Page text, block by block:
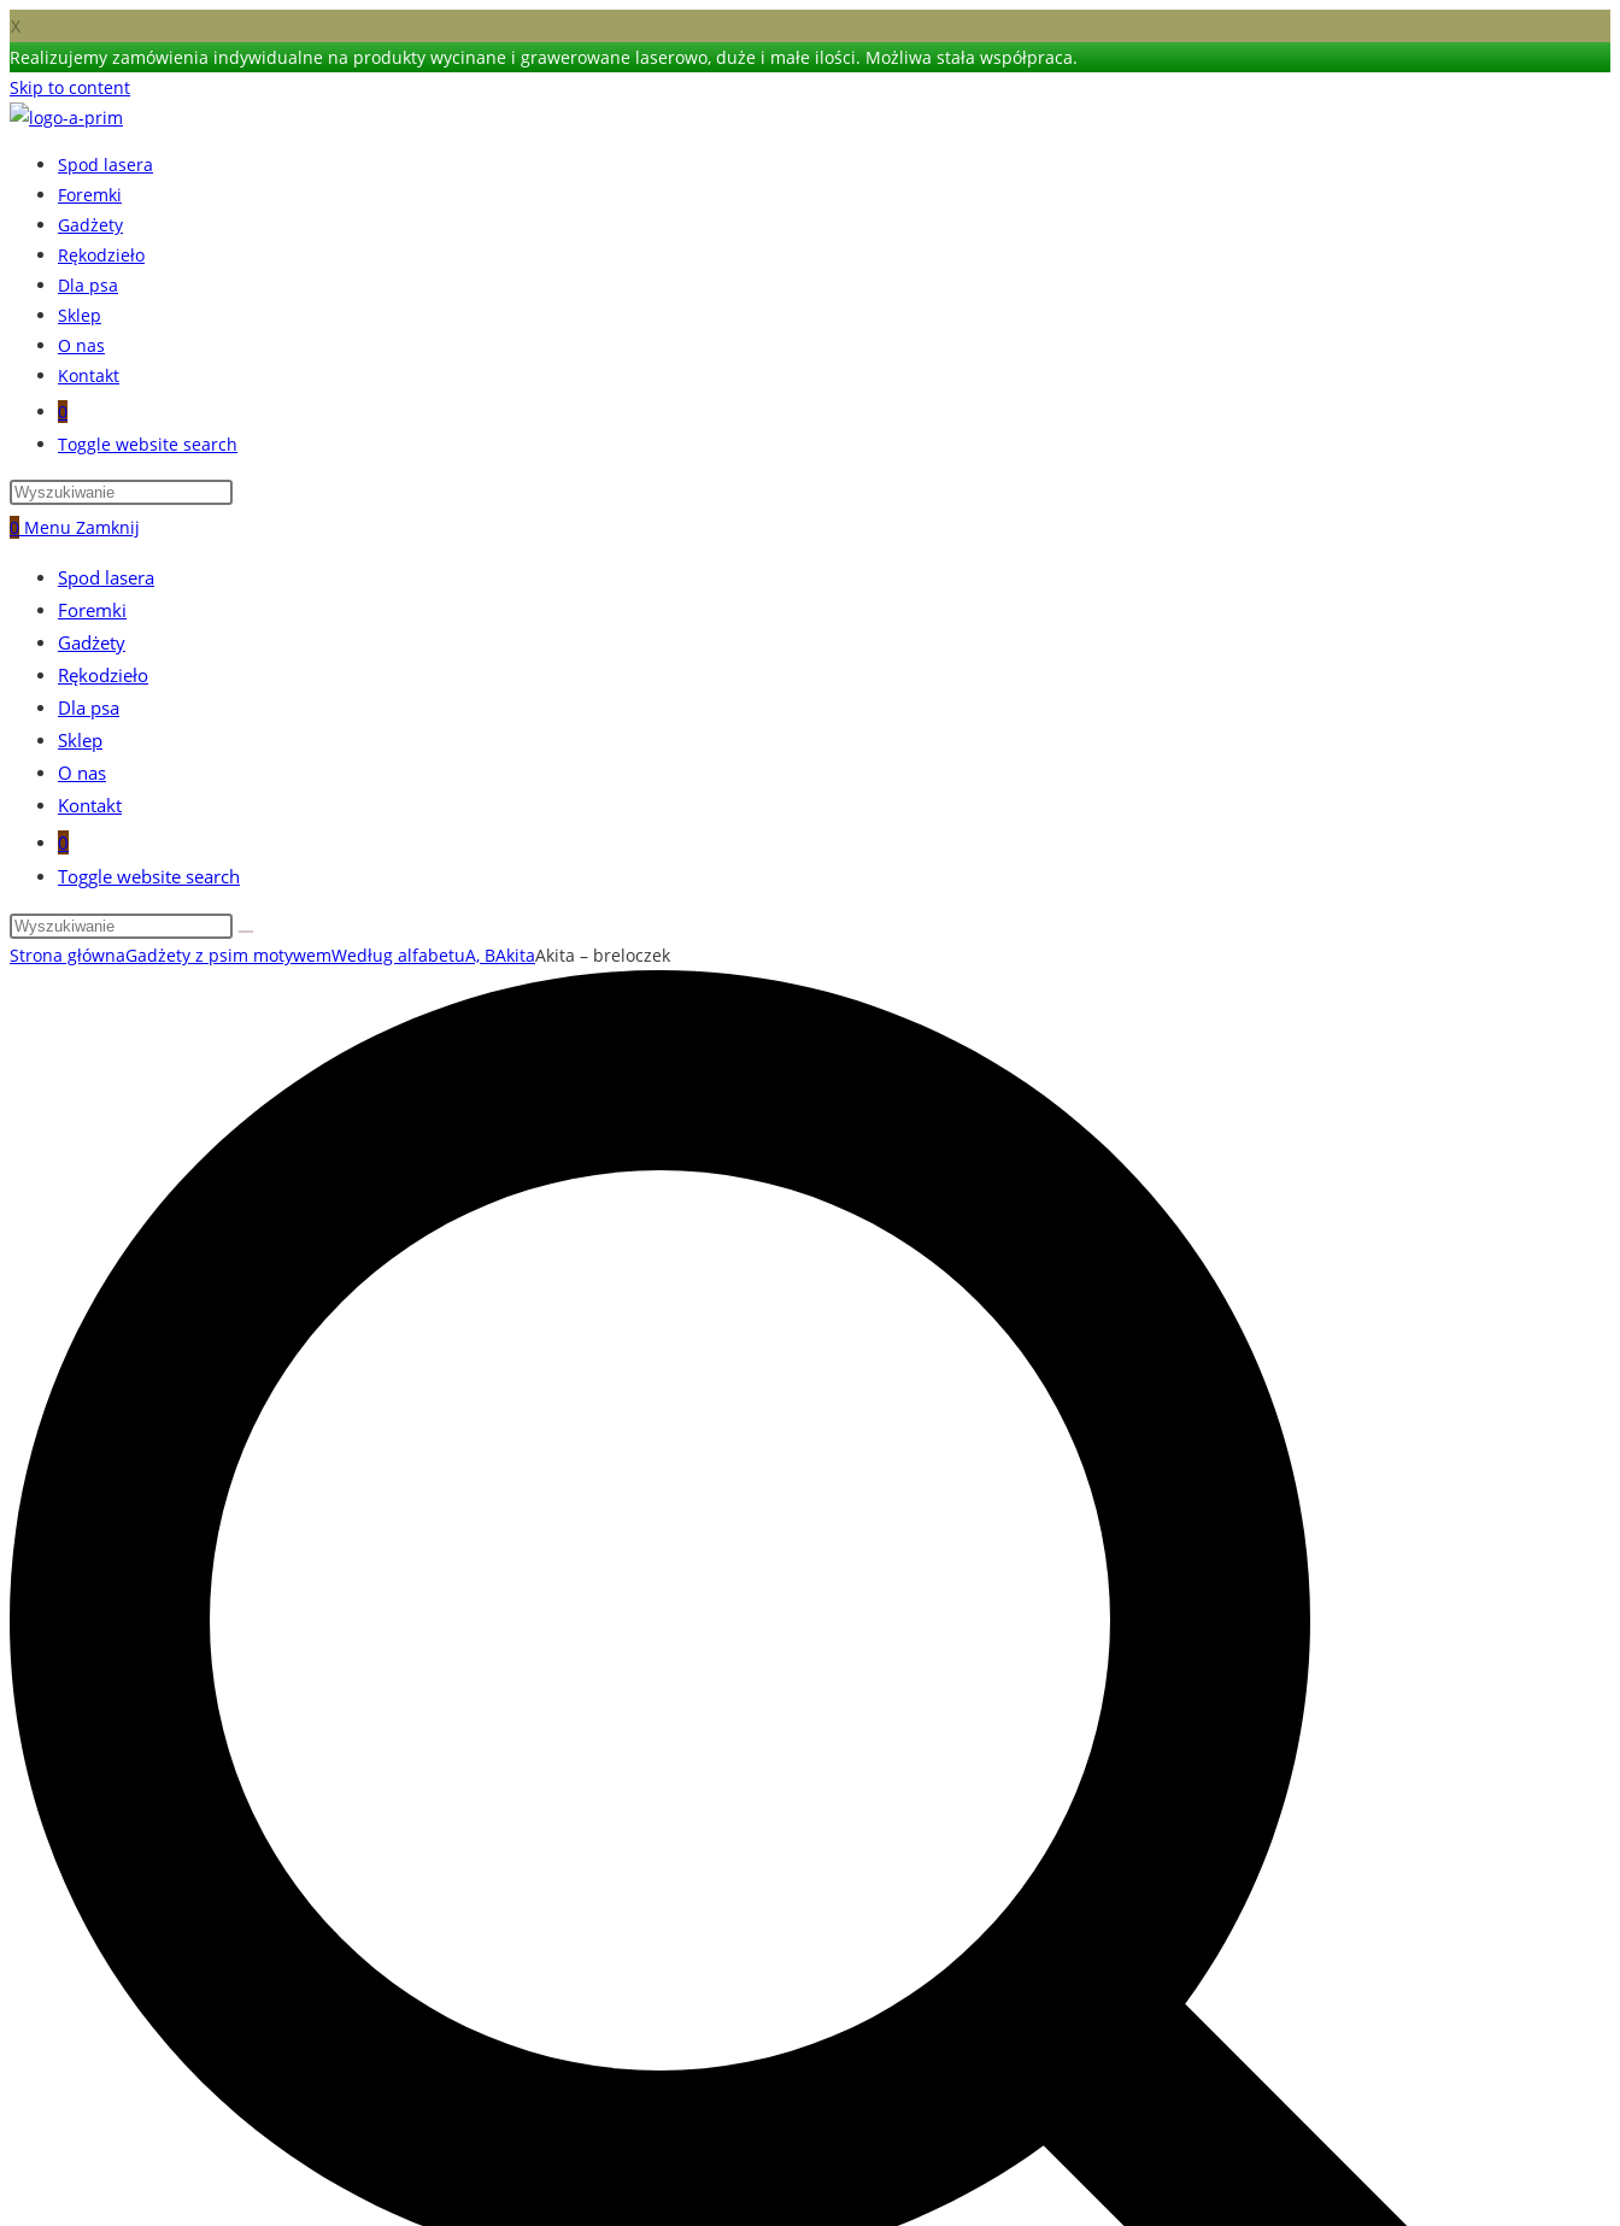
X
Realizujemy zamówienia indywidualne na produkty wycinane i grawerowane laserowo, duże i małe ilości. Możliwa stała współpraca.
Skip to content
Spod lasera
Foremki
Gadżety
Rękodzieło
Dla psa
Sklep
O nas
Kontakt
0
Toggle website search
0 Menu Zamknij
Spod lasera
Foremki
Gadżety
Rękodzieło
Dla psa
Sklep
O nas
Kontakt
0
Toggle website search
Strona głównaGadżety z psim motywemWedług alfabetuA, BAkitaAkita – breloczek